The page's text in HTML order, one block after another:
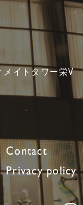
イトタワー栄V
Contact
Privacy policy